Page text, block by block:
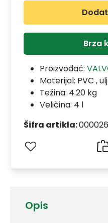
Opis
Brza
Proizvođač:
Materijal: PVC ,
Težina: 4.20 kg
Veličina: 4 l
Šifra artikla: